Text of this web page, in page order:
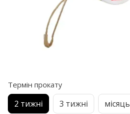
Термін прокату
2 тижні 3 тижні місяць